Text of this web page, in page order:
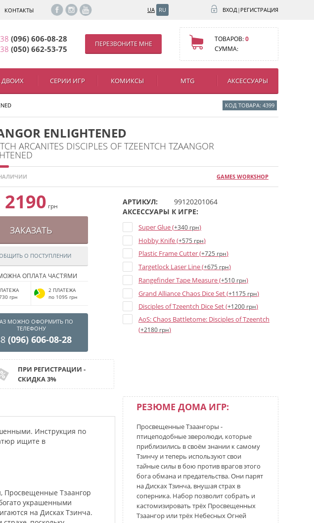
КОНТАКТЫ UA RU ВХОД| РЕГИСТРАЦИЯ
(096) 606-08-28
(050) 662-53-75
ПЕРЕЗВОНИТЕ МНЕ
ТОВАРОВ:0
СУММА:
ДВОИХ СЕРИИ ИГР КОМИКСЫ MTG АКСЕССУАРЫ
КОД ТОВАРА: 4399
ENLIGHTENED
ARCANITES DISCIPLES OF TZEENTCH TZAANGOR
GAMES WORKSHOP
2190 грн
ЗАКАЗАТЬ
О ПОСТУПЛЕНИИ
ОПЛАТА ЧАСТЯМИ
грн
2 ПЛАТЕЖА
по 1095 грн
МОЖНО ОФОРМИТЬ ПО
ТЕЛЕФОНУ
(096) 606-08-28
АРТИКУЛ:
99120201064
АКСЕССУАРЫ К ИГРЕ:
Super Glue (+340 грн)
Hobby Knife (+575 грн)
Plastic Frame Cutter (+725 грн)
Targetlock Laser Line (+675 грн)
Rangefinder Tape Measure (+510 грн)
Grand Alliance Chaos Dice Set (+1175 грн)
Disciples of Tzeentch Dice Set (+1200 грн)
AoS: Chaos Battletome: Disciples of Tzeentch
(+2180 грн)
ПРИ РЕГИСТРАЦИИ -
СКИДКА 3%
РЕЗЮМЕ ДОМА ИГР:
Просвещенные Тзаангоры -
птицеподобные зверолюди, которые
приблизились в своём знании к самому
Тзинчу и теперь используют свои
тайные силы в бою против врагов этого
бога обмана и предательства. Они парят
на Дисках Тзинча, внушая страх в
соперника. Набор позволит собрать и
кастомизировать трёх Просвещенных
Тзаангор или трёх Небесных Огней
Инструкция по
ищите в
Просвещенные Тзаангор
украшенными
на Дисках Тзинча.